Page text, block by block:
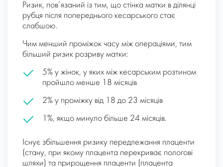
Ризик, пов’язаний із тим, що стінка матки в ділянці
рубця після попереднього кесарського стає
слабшою.
Чим менший проміжок часу між операціями, тим
більший ризик розриву матки:
5% у жінок, у яких між кесарським розтином
пройшло менше 18 місяців
2% у проміжку від 18 до 23 місяців
1%, якщо минуло більше 24 місяців.
Існує збільшення ризику передлежання плаценти
(стану, при якому плацента перекриває пологові
шляхи) та прирощення плаценти (плацента